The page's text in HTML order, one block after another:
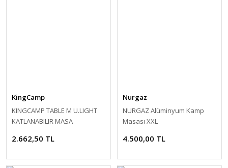
KingCamp
KINGCAMP TABLE M U.LIGHT
KATLANABILIR MASA
2.662,50 TL
Nurgaz
NURGAZ Alüminyum Kamp
Masası XXL
4.500,00 TL